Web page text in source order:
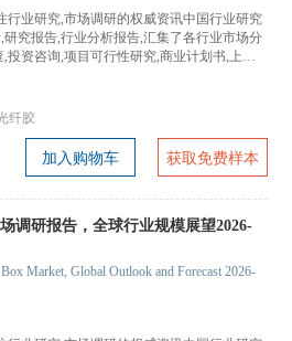
行业研究,市场调研的权威资讯中国行业研究
究报告,行业分析报告,汇集了各行业市场分
投资咨询,项目可行性研究,商业计划书,上市
纤胶
加入购物车 获取免费样本
调研报告，全球行业规模展望2026-
Market, Global Outlook and Forecast 2026-